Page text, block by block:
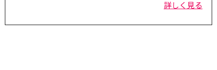
詳しく見る